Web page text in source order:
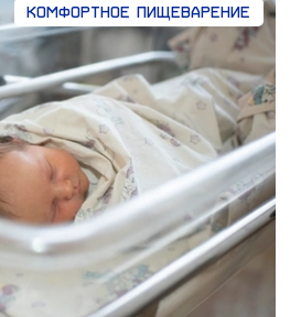
Комфортное пищеварение